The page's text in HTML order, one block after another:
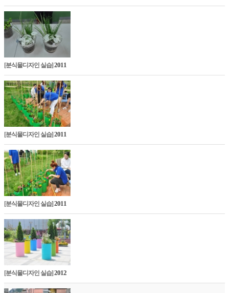
[분식물디자인 실습]2011
[분식물디자인 실습]2011
[분식물디자인 실습]2011
[분식물디자인 실습]2012